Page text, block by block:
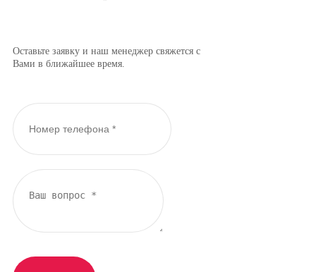
Оставьте заявку и наш менеджер свяжется с
Вами в ближайшее время.